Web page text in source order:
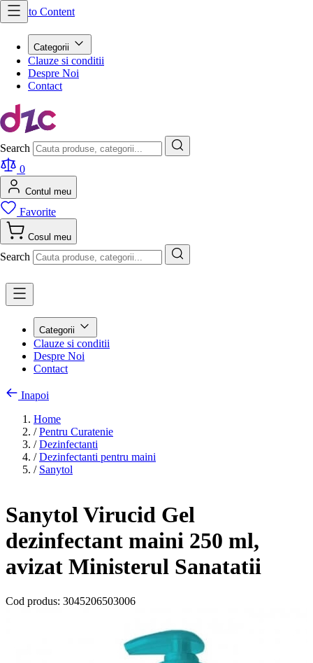
Skip to Content
Categorii
Clauze si conditii
Despre Noi
Contact
Search
0
Contul meu
Favorite
Cosul meu
Search
Categorii
Clauze si conditii
Despre Noi
Contact
Inapoi
Home
/ Pentru Curatenie
/ Dezinfectanti
/ Dezinfectanti pentru maini
/ Sanytol
Sanytol Virucid Gel
dezinfectant maini 250 ml,
avizat Ministerul Sanatatii
Cod produs: 3045206503006